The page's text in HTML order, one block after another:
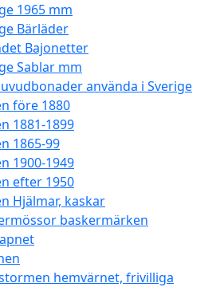
1965 mm
Bärläder
Bajonetter
Sablar mm
använda i Sverige
före 1880
1881-1899
1865-99
1900-1949
efter 1950
Hjälmar, kaskar
baskermärken
hemvärnet, frivilliga